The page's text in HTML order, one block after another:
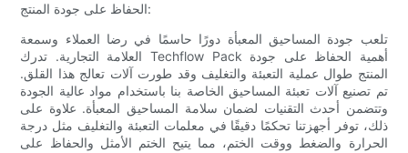
الحفاظ على جودة المنتج:
تلعب جودة المساحيق المعبأة دورًا حاسمًا في رضا العملاء وسمعة
العلامة التجارية. تدرك Techflow Pack أهمية الحفاظ على جودة
المنتج طوال عملية التعبئة والتغليف وقد طورت آلات تعالج هذا القلق.
تم تصنيع آلات تعبئة المساحيق الخاصة بنا باستخدام مواد عالية الجودة
وتتضمن أحدث التقنيات لضمان سلامة المساحيق المعبأة. علاوة على
ذلك، توفر أجهزتنا تحكمًا دقيقًا في معلمات التعبئة والتغليف مثل درجة
الحرارة والضغط ووقت الختم، مما يتيح الختم الأمثل والحفاظ على